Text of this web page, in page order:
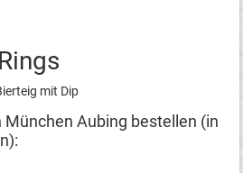
mit Dip
München Aubing bestellen (in